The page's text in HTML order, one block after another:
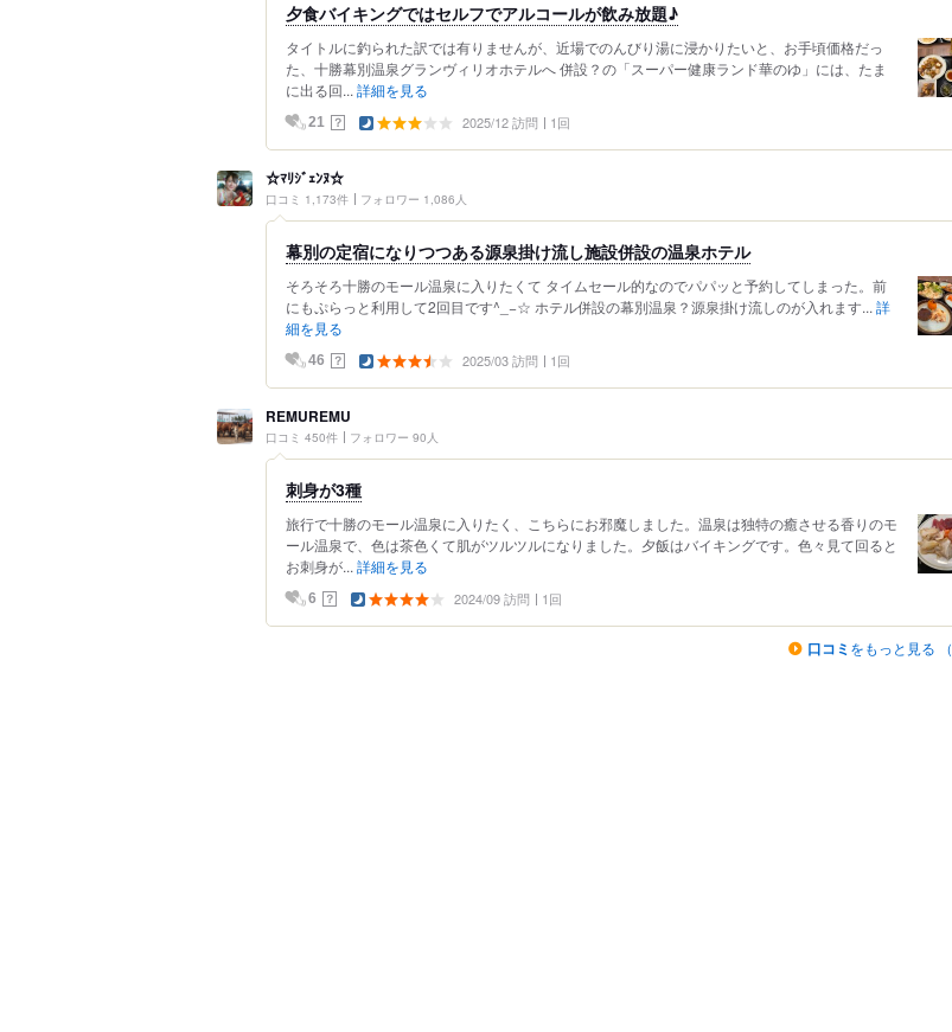
夕食バイキングではセルフでアルコールが飲み放題♪
タイトルに釣られた訳では有りませんが、近場でのんびり湯に浸かりたいと、お手頃価格だっ
た、十勝幕別温泉グランヴィリオホテルへ 併設？の「スーパー健康ランド華のゆ」には、たま
に出る回... 詳細を見る
21 ？ 2025/12 訪問 1回
☆ﾏﾘｼﾞｪﾝﾇ☆
口コミ 1,173件 フォロワー 1,086人
幕別の定宿になりつつある源泉掛け流し施設併設の温泉ホテル
そろそろ十勝のモール温泉に入りたくて タイムセール的なのでパパッと予約してしまった。前
にもぷらっと利用して2回目です^_−☆ ホテル併設の幕別温泉？源泉掛け流しのが入れます... 詳
細を見る
46 ？ 2025/03 訪問 1回
REMUREMU
口コミ 450件 フォロワー 90人
刺身が3種
旅行で十勝のモール温泉に入りたく、こちらにお邪魔しました。温泉は独特の癒させる香りのモ
ール温泉で、色は茶色くて肌がツルツルになりました。夕飯はバイキングです。色々見て回ると
お刺身が... 詳細を見る
6 ？ 2024/09 訪問 1回
口コミ をもっと見る （